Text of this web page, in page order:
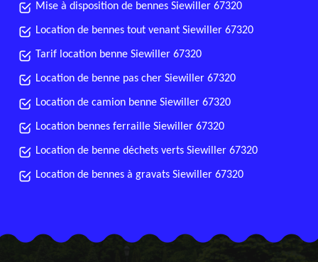
Mise à disposition de bennes Siewiller 67320
Location de bennes tout venant Siewiller 67320
Tarif location benne Siewiller 67320
Location de benne pas cher Siewiller 67320
Location de camion benne Siewiller 67320
Location bennes ferraille Siewiller 67320
Location de benne déchets verts Siewiller 67320
Location de bennes à gravats Siewiller 67320